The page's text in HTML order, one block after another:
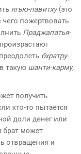
ягью-павитху(это
пожертвовать
Праджапатья-
бхратру-
такую шанти-карму,
получить
кто-то пытается
доли денег или
брат может
отвращения и